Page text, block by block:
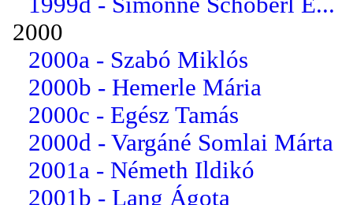
2000
2000a - Szabó Miklós
2000b - Hemerle Mária
2000c - Egész Tamás
2000d - Vargáné Somlai Márta
2001a - Németh Ildikó
2001b - Lang Ágota